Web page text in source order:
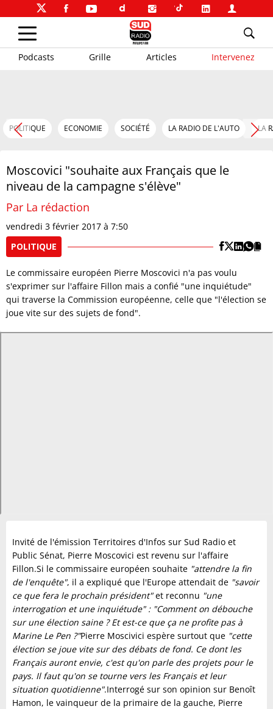
Podcasts Grille Articles Intervenez
POLITIQUE ECONOMIE SOCIÉTÉ LA RADIO DE L'AUTO LA
Moscovici "souhaite aux Français que le
niveau de la campagne s'élève"
Par La rédaction
vendredi 3 février 2017 à 7:50
POLITIQUE
Le commissaire européen Pierre Moscovici n'a pas voulu
s'exprimer sur l'affaire Fillon mais a confié "une inquiétude"
qui traverse la Commission européenne, celle que "l'élection se
joue vite sur des sujets de fond".
Invité de l'émission Territoires d'Infos sur Sud Radio et
Public Sénat, Pierre Moscovici est revenu sur l'affaire
Fillon.Si le commissaire européen souhaite "attendre la fin
de l'enquête", il a expliqué que l'Europe attendait de "savoir
ce que fera le prochain président"et reconnu "une
interrogation et une inquiétude" : "Comment on débouche
sur une élection saine ? Et est-ce que ça ne profite pas à
Marine Le Pen ?"Pierre Moscivici espère surtout que "cette
élection se joue vite sur des débats de fond. Ce dont les
Français auront envie, c'est qu'on parle des projets pour le
pays. Il faut qu'on se tourne vers les Français et leur
situation quotidienne".Interrogé sur son opinion sur Benoît
Hamon, le vainqueur de la primaire de la gauche, Pierre